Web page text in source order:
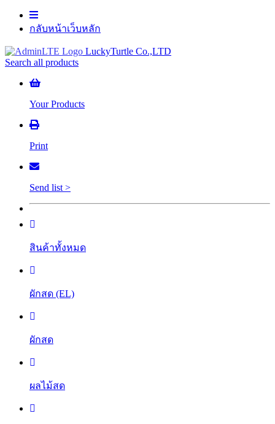
กลับหน้าเว็บหลัก
LuckyTurtle Co.,LTD
Search all products
Your Products
Print
Send list >
สินค้าทั้งหมด
ผักสด (EL)
ผักสด
ผลไม้สด